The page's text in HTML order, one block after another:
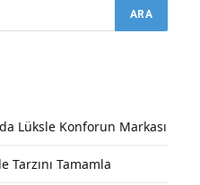
Lüksle Konforun Markası
Tamamla